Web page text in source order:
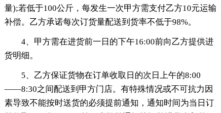
量);若低于100公斤，每发生一次甲方需支付乙方10元运输
补偿。乙方承诺每次订货量配送到货率不低于98%。
4、甲方需在进货前一日的下午16:00前向乙方提供进
货明细。
5、乙方保证货物在订单收取日的次日上午的8:00
——8:30之间配送到甲方门店。有特殊情况或不可抗力因
素导致不能按时送货的必须提前通知，通知时间为当日订